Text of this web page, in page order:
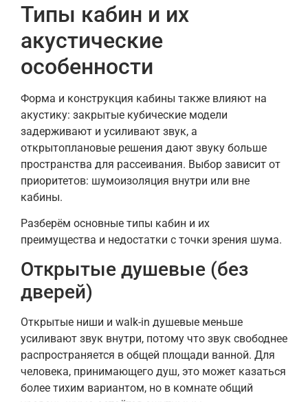
Типы кабин и их
акустические
особенности
Форма и конструкция кабины также влияют на
акустику: закрытые кубические модели
задерживают и усиливают звук, а
открытоплановые решения дают звуку больше
пространства для рассеивания. Выбор зависит от
приоритетов: шумоизоляция внутри или вне
кабины.
Разберём основные типы кабин и их
преимущества и недостатки с точки зрения шума.
Открытые душевые (без
дверей)
Открытые ниши и walk-in душевые меньше
усиливают звук внутри, потому что звук свободнее
распространяется в общей площади ванной. Для
человека, принимающего душ, это может казаться
более тихим вариантом, но в комнате общий